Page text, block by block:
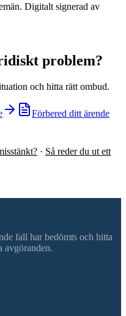
Digitalt signerad av
problem?
och hitta rätt ombud.
Förbered ditt ärende
· Så reder du ut ett
fall har bedömts och hitta
avgöranden.